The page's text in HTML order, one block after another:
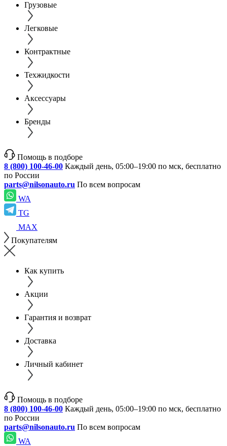
Грузовые
Легковые
Контрактные
Техжидкости
Аксессуары
Бренды
Помощь в подборе
8 (800) 100-46-00 Каждый день, 05:00–19:00 по мск, бесплатно
по России
parts@nilsonauto.ru По всем вопросам
WA
TG
MAX
Покупателям
Как купить
Акции
Гарантия и возврат
Доставка
Личный кабинет
Помощь в подборе
8 (800) 100-46-00 Каждый день, 05:00–19:00 по мск, бесплатно
по России
parts@nilsonauto.ru По всем вопросам
WA